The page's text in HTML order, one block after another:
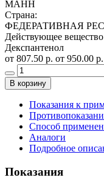
МАНН
Страна:
ФЕДЕРАТИВНАЯ
Действующее
Декспантенол
от 807.50 р. от 950.00 р.
В корзину
Показания к
Способ
Аналоги
Подробное
Показания